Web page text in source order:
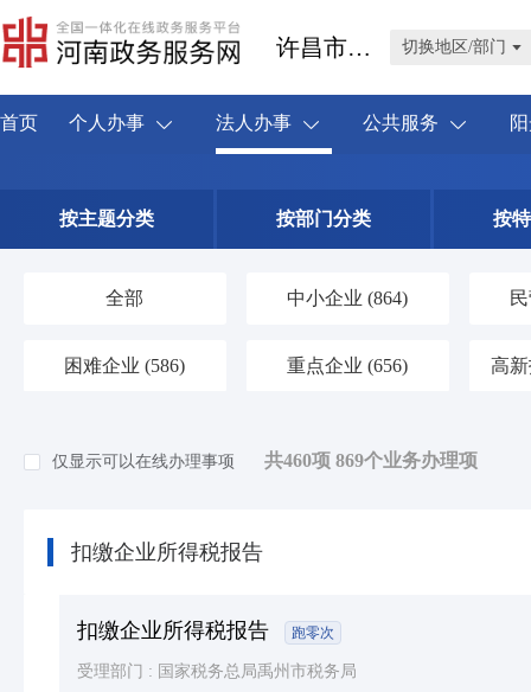
许昌市禹州市 切换地区/部门
首页 个人办事 法人办事 公共服务
按主题分类 按部门分类 按
全部 中小企业(864)
困难企业(586) 重点企业(656) 高
仅显示可以在线办理事项 共460项 869个业务办理项
扣缴企业所得税报告
扣缴企业所得税报告 跑零次
受理部门 : 国家税务总局禹州市税务局